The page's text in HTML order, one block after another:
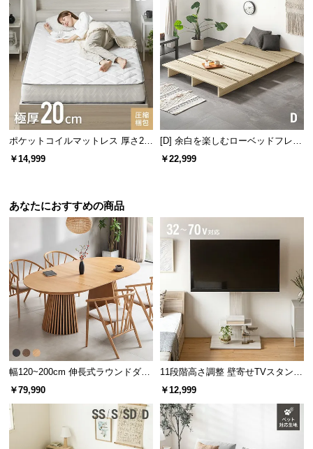
ポケットコイルマットレス 厚さ20
cm SD
￥14,999
[D] 余白を楽しむローベッドフレー
ム 天然木調 ステージベッド ロボ
￥22,999
あなたにおすすめの商品
幅120~200cm 伸長式ラウンドダイ
ニングテーブル 6人掛け 天然木突
￥79,990
11段階高さ調整 壁寄せTVスタンド
キャスター付き 上下左右角度調節
￥12,999